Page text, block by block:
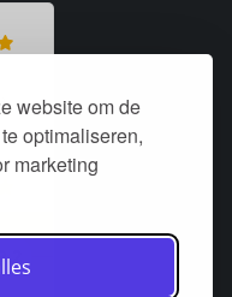
website om de
optimaliseren,
marketing